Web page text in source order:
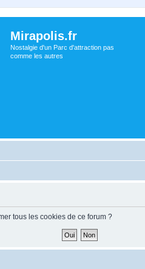
Mirapolis.fr
Nostalgie d'un Parc d'attraction pas
comme les autres
tous les cookies de ce forum ?